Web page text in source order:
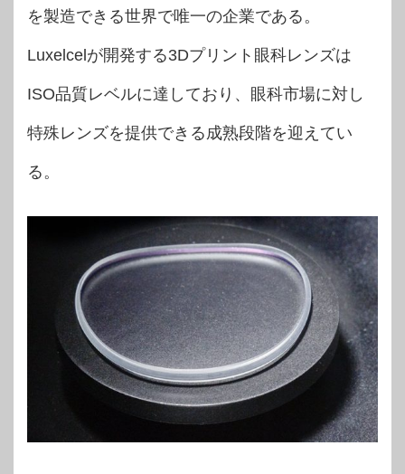
を製造できる世界で唯一の企業である。
Luxelcelが開発する3Dプリント眼科レンズは
ISO品質レベルに達しており、眼科市場に対し
特殊レンズを提供できる成熟段階を迎えてい
る。